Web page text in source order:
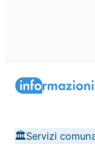
🏛️Servizi